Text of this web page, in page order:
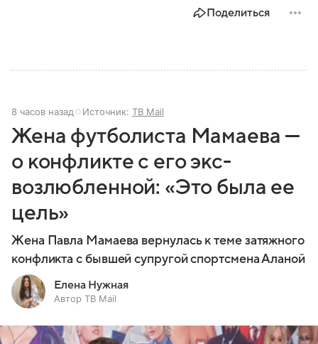
Поделиться
8 часов назад Источник: ТВ Mail
Жена футболиста Мамаева —
о конфликте с его экс-
возлюбленной: «Это была ее
цель»
Жена Павла Мамаева вернулась к теме затяжного
конфликта с бывшей супругой спортсмена Аланой
Елена Нужная
Автор ТВ Mail